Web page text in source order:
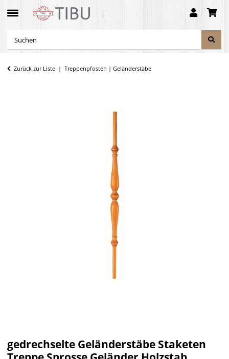
Zurück zur Liste Treppenpfosten | Geländerstäbe
gedrechselte Geländerstäbe Staketen